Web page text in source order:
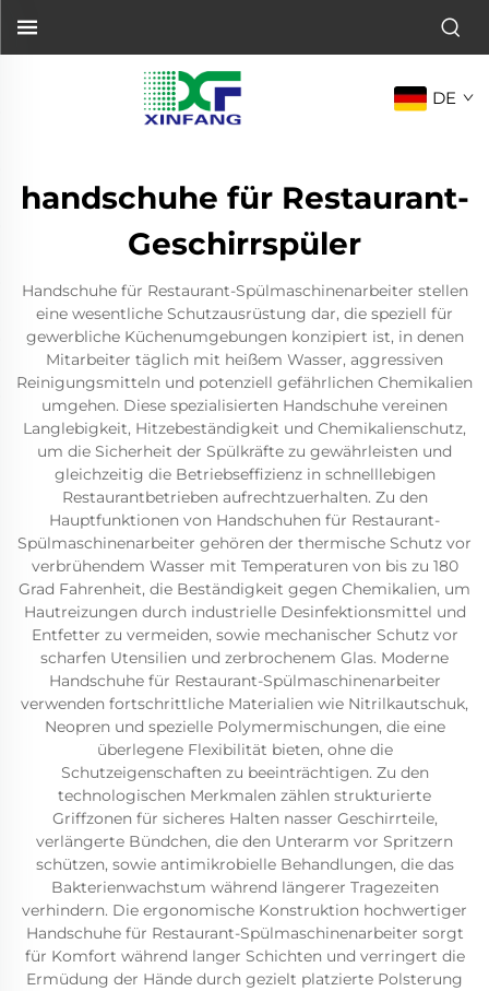
DE
handschuhe für Restaurant-
Geschirrspüler
Handschuhe für Restaurant-Spülmaschinenarbeiter stellen
eine wesentliche Schutzausrüstung dar, die speziell für
gewerbliche Küchenumgebungen konzipiert ist, in denen
Mitarbeiter täglich mit heißem Wasser, aggressiven
Reinigungsmitteln und potenziell gefährlichen Chemikalien
umgehen. Diese spezialisierten Handschuhe vereinen
Langlebigkeit, Hitzebeständigkeit und Chemikalienschutz,
um die Sicherheit der Spülkräfte zu gewährleisten und
gleichzeitig die Betriebseffizienz in schnelllebigen
Restaurantbetrieben aufrechtzuerhalten. Zu den
Hauptfunktionen von Handschuhen für Restaurant-
Spülmaschinenarbeiter gehören der thermische Schutz vor
verbrühendem Wasser mit Temperaturen von bis zu 180
Grad Fahrenheit, die Beständigkeit gegen Chemikalien, um
Hautreizungen durch industrielle Desinfektionsmittel und
Entfetter zu vermeiden, sowie mechanischer Schutz vor
scharfen Utensilien und zerbrochenem Glas. Moderne
Handschuhe für Restaurant-Spülmaschinenarbeiter
verwenden fortschrittliche Materialien wie Nitrilkautschuk,
Neopren und spezielle Polymermischungen, die eine
überlegene Flexibilität bieten, ohne die
Schutzeigenschaften zu beeinträchtigen. Zu den
technologischen Merkmalen zählen strukturierte
Griffzonen für sicheres Halten nasser Geschirrteile,
verlängerte Bündchen, die den Unterarm vor Spritzern
schützen, sowie antimikrobielle Behandlungen, die das
Bakterienwachstum während längerer Tragezeiten
verhindern. Die ergonomische Konstruktion hochwertiger
Handschuhe für Restaurant-Spülmaschinenarbeiter sorgt
für Komfort während langer Schichten und verringert die
Ermüdung der Hände durch gezielt platzierte Polsterung